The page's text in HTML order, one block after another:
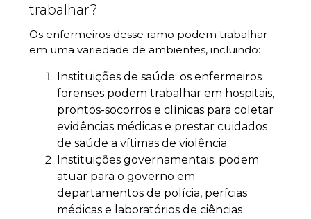
trabalhar?
Os enfermeiros desse ramo podem trabalhar
em uma variedade de ambientes, incluindo:
Instituições de saúde: os enfermeiros
forenses podem trabalhar em hospitais,
prontos-socorros e clínicas para coletar
evidências médicas e prestar cuidados
de saúde a vítimas de violência.
Instituições governamentais: podem
atuar para o governo em
departamentos de polícia, perícias
médicas e laboratórios de ciências